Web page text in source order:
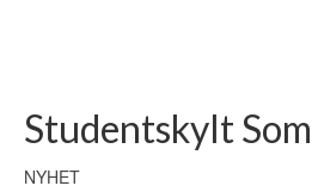
Studentskylt
NYHET